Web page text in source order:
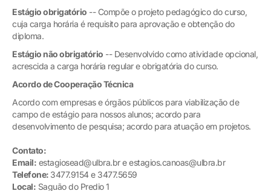
Estágio obrigatório -- Compõe o projeto pedagógico do curso,
cuja carga horária é requisito para aprovação e obtenção do
diploma.
Estágio não obrigatório -- Desenvolvido como atividade opcional,
acrescida a carga horária regular e obrigatória do curso.
Acordo de Cooperação Técnica
Acordo com empresas e órgãos públicos para viabilização de
campo de estágio para nossos alunos; acordo para
desenvolvimento de pesquisa; acordo para atuação em projetos.
Contato:
Email: estagiosead@ulbra.br e estagios.canoas@ulbra.br
Telefone: 3477.9154 e 3477.5659
Local: Saguão do Predio 1